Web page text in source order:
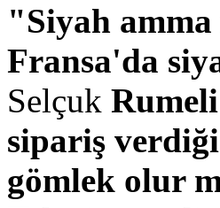
"Siyah
Fransa'da
Selçuk
sipariş
gömlek olur